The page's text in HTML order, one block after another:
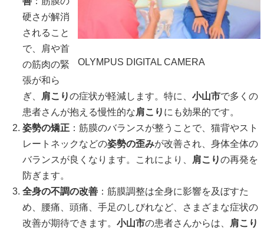
OLYMPUS DIGITAL CAMERA
硬さが解消
されること
で、肩や首
の筋肉の緊
張が和ら
ぎ、
肩こりの症状が軽減します。特に、 小山市で多くの
患者さんが抱える慢性的な肩こり にも効果的です。
姿勢の矯正 ：筋膜のバランスが整うことで、猫背やスト
レートネックなどの姿勢の歪みが改善され、身体全体の
バランスが良くなります。これにより、
肩こりの再発を
防ぎます。
全身の不調の改善 ：筋膜調整は全身に影響を及ぼすた
め、腰痛、頭痛、手足のしびれなど、さまざまな症状の
改善が期待できます。 小山市の患者さんからは、
肩こり